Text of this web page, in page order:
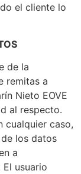
el cliente lo
de la
remitas a
Nieto EOVE
al respecto.
cualquier caso,
los datos
a
usuario